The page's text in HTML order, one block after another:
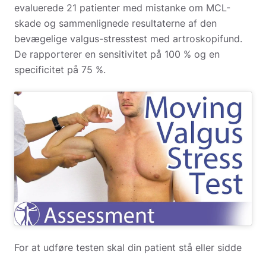
evaluerede 21 patienter med mistanke om MCL-
skade og sammenlignede resultaterne af den
bevægelige valgus-stresstest med artroskopifund.
De rapporterer en sensitivitet på 100 % og en
specificitet på 75 %.
For at udføre testen skal din patient stå eller sidde